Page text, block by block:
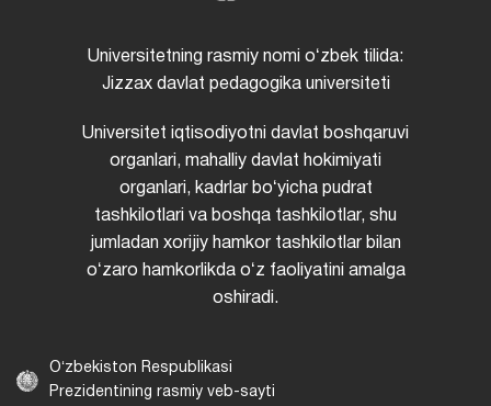
Universitetning rasmiy nomi oʻzbek tilida:
Jizzax davlat pedagogika universiteti
Universitet iqtisodiyotni davlat boshqaruvi
organlari, mahalliy davlat hokimiyati
organlari, kadrlar boʻyicha pudrat
tashkilotlari va boshqa tashkilotlar, shu
jumladan xorijiy hamkor tashkilotlar bilan
oʻzaro hamkorlikda oʻz faoliyatini amalga
oshiradi.
Oʻzbekiston Respublikasi
Prezidentining rasmiy veb-sayti